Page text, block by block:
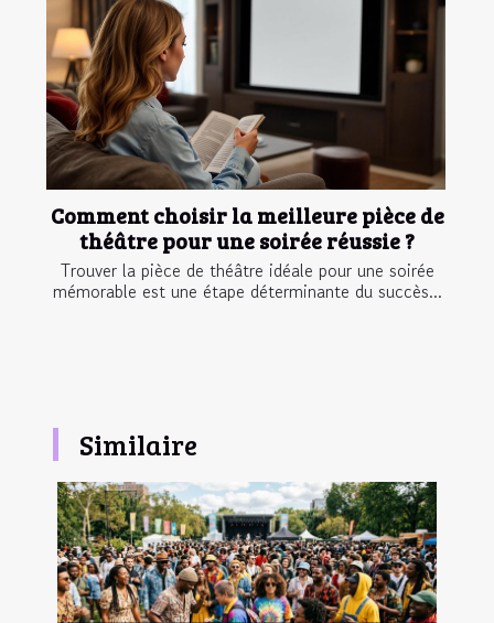
Comment choisir la meilleure pièce de
théâtre pour une soirée réussie ?
Trouver la pièce de théâtre idéale pour une soirée
mémorable est une étape déterminante du succès...
Similaire